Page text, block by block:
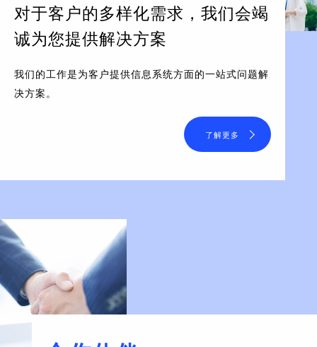
对于客户的多样化需求， 我们会竭
诚为您提供解决方案
我们的工作是为客户提供信息系统方面的一站式问题解
决方案。
了解更多